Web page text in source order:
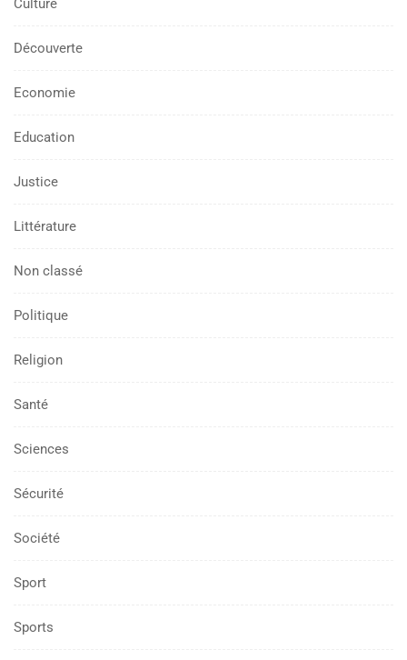
Culture
Découverte
Economie
Education
Justice
Littérature
Non classé
Politique
Religion
Santé
Sciences
Sécurité
Société
Sport
Sports